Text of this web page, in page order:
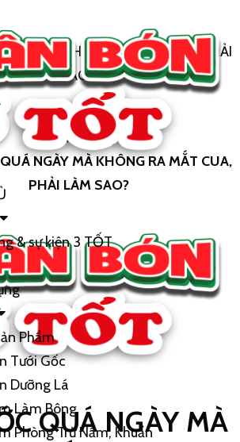
& sự kiện 3 TỐT
Phẩm
Tưới Gốc
Dưỡng Lá
Làm Bông
Phòng Trừ Nấm, Khuẩn
MÀ KHÔNG RA MẮT CUA, PHẢI
LÀM SAO?
Trang chủ
Cây Sầu Riêng
NGÀY MÀ KHÔNG RA MẮT CUA,
PHẢI LÀM SAO?
QUÁ NGÀY MÀ